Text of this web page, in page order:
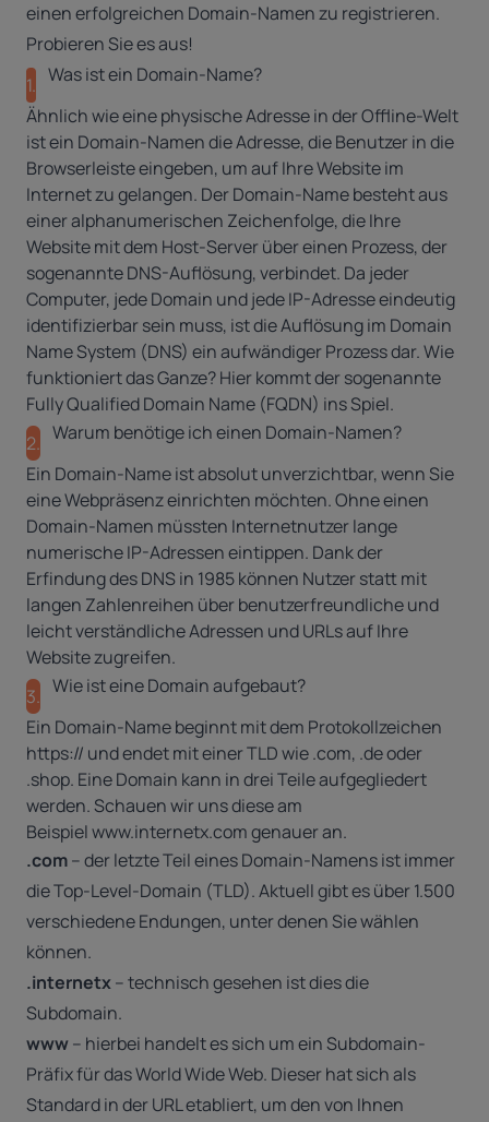
einen erfolgreichen Domain-Namen zu registrieren.
Probieren Sie es aus!
1. Was ist ein Domain-Name?
Ähnlich wie eine physische Adresse in der Offline-Welt
ist ein Domain-Namen die Adresse, die Benutzer in die
Browserleiste eingeben, um auf Ihre Website im
Internet zu gelangen. Der Domain-Name besteht aus
einer alphanumerischen Zeichenfolge, die Ihre
Website mit dem Host-Server über einen Prozess, der
sogenannte DNS-Auflösung, verbindet. Da jeder
Computer, jede Domain und jede IP-Adresse eindeutig
identifizierbar sein muss, ist die Auflösung im Domain
Name System (DNS) ein aufwändiger Prozess dar. Wie
funktioniert das Ganze? Hier kommt der sogenannte
Fully Qualified Domain Name (FQDN) ins Spiel.
2. Warum benötige ich einen Domain-Namen?
Ein Domain-Name ist absolut unverzichtbar, wenn Sie
eine Webpräsenz einrichten möchten. Ohne einen
Domain-Namen müssten Internetnutzer lange
numerische IP-Adressen eintippen. Dank der
Erfindung des DNS in 1985 können Nutzer statt mit
langen Zahlenreihen über benutzerfreundliche und
leicht verständliche Adressen und URLs auf Ihre
Website zugreifen.
3. Wie ist eine Domain aufgebaut?
Ein Domain-Name beginnt mit dem Protokollzeichen
https:// und endet mit einer TLD wie .com, .de oder
.shop. Eine Domain kann in drei Teile aufgegliedert
werden. Schauen wir uns diese am
Beispielwww.internetx.comgenauer an.
.com– der letzte Teil eines Domain-Namens ist immer
die Top-Level-Domain (TLD). Aktuell gibt es über 1.500
verschiedene Endungen, unter denen Sie wählen
können.
.internetx– technisch gesehen ist dies die
Subdomain.
www– hierbei handelt es sich um ein Subdomain-
Präfix für das World Wide Web. Dieser hat sich als
Standard in der URL etabliert, um den von Ihnen